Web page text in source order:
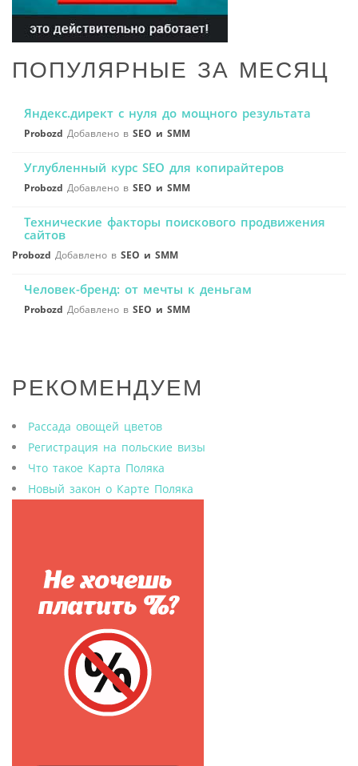
ПОПУЛЯРНЫЕ ЗА МЕСЯЦ
Яндекс.директ с нуля до мощного результата
Probozd Добавлено в SEO и SMM
Углубленный курс SEO для копирайтеров
Probozd Добавлено в SEO и SMM
Технические факторы поискового продвижения
сайтов
Probozd Добавлено в SEO и SMM
Человек-бренд: от мечты к деньгам
Probozd Добавлено в SEO и SMM
РЕКОМЕНДУЕМ
Рассада овощей цветов
Регистрация на польские визы
Что такое Карта Поляка
Новый закон о Карте Поляка